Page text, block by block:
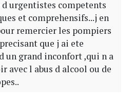
urgentistes competents
et comprehensifs...j en
remercier les pompiers
que j ai ete
un grand inconfort ,qui n a
avec l abus d alcool ou de